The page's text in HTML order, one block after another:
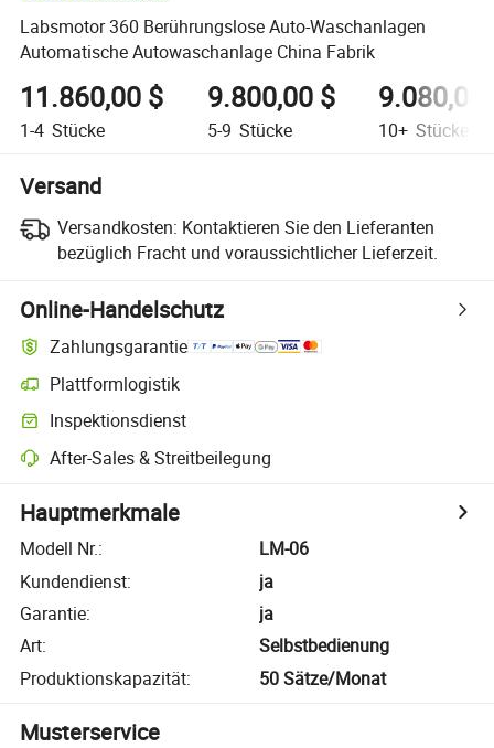
Labsmotor 360 Berührungslose Auto-Waschanlagen
Automatische Autowaschanlage China Fabrik
11.860,00 $
1-4 Stücke
9.800,00 $
5-9 Stücke
9.080,00
10+ Stücke
Versand
Versandkosten: Kontaktieren Sie den Lieferanten
bezüglich Fracht und voraussichtlicher Lieferzeit.
Online-Handelschutz
Zahlungsgarantie
Plattformlogistik
Inspektionsdienst
After-Sales & Streitbeilegung
Hauptmerkmale
Modell Nr.:
LM-06
Kundendienst:
ja
Garantie:
ja
Art:
Selbstbedienung
Produktionskapazität: 50 Sätze/Monat
Musterservice